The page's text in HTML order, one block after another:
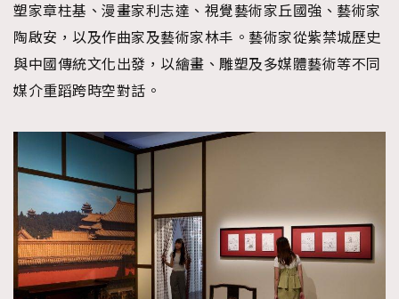
塑家章柱基、漫畫家利志達、視覺藝術家丘國強、藝術家
陶啟安，以及作曲家及藝術家林丰。藝術家從紫禁城歷史
與中國傳統文化出發，以繪畫、雕塑及多媒體藝術等不同
媒介重蹈跨時空對話。